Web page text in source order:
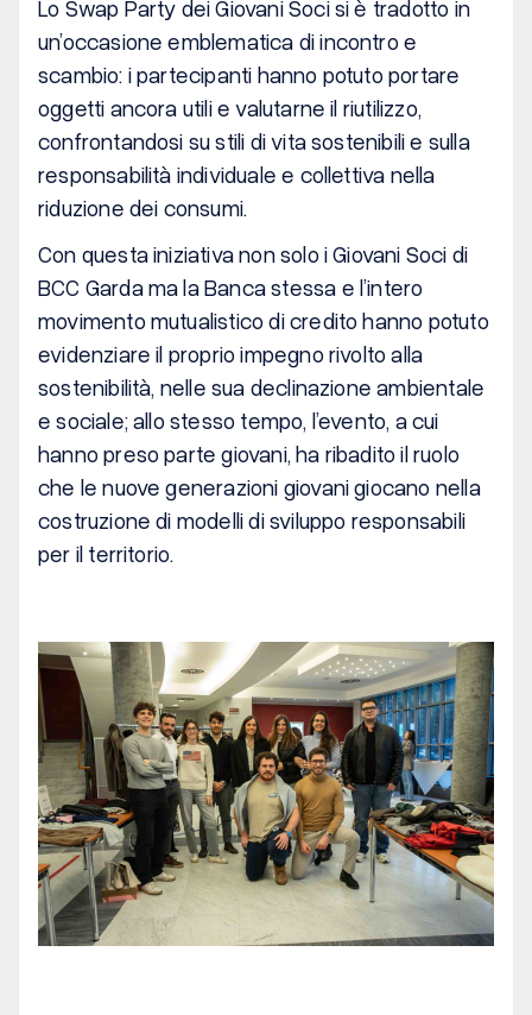
Lo Swap Party dei Giovani Soci si è tradotto in
un’occasione emblematica di incontro e
scambio: i partecipanti hanno potuto portare
oggetti ancora utili e valutarne il riutilizzo,
confrontandosi su stili di vita sostenibili e sulla
responsabilità individuale e collettiva nella
riduzione dei consumi.
Con questa iniziativa non solo i Giovani Soci di
BCC Garda ma la Banca stessa e l’intero
movimento mutualistico di credito hanno potuto
evidenziare il proprio impegno rivolto alla
sostenibilità, nelle sua declinazione ambientale
e sociale; allo stesso tempo, l’evento, a cui
hanno preso parte giovani, ha ribadito il ruolo
che le nuove generazioni giovani giocano nella
costruzione di modelli di sviluppo responsabili
per il territorio.